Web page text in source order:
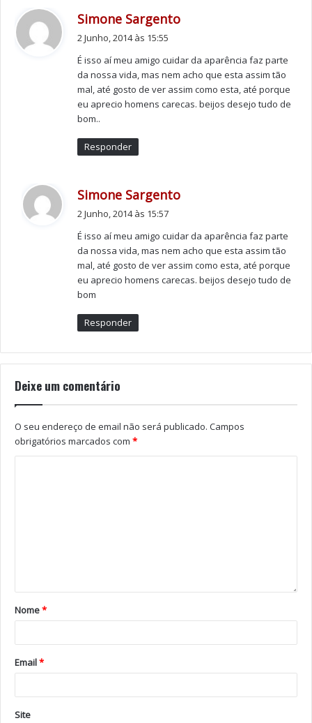
Simone Sargento
:
2 Junho, 2014 às 15:55
É isso aí meu amigo cuidar da aparência faz parte
da nossa vida, mas nem acho que esta assim tão
mal, até gosto de ver assim como esta, até porque
eu aprecio homens carecas. beijos desejo tudo de
bom..
Responder
Simone Sargento
:
2 Junho, 2014 às 15:57
É isso aí meu amigo cuidar da aparência faz parte
da nossa vida, mas nem acho que esta assim tão
mal, até gosto de ver assim como esta, até porque
eu aprecio homens carecas. beijos desejo tudo de
bom
Responder
Deixe um comentário
O seu endereço de email não será publicado. Campos
obrigatórios marcados com *
Nome*
Email*
Site